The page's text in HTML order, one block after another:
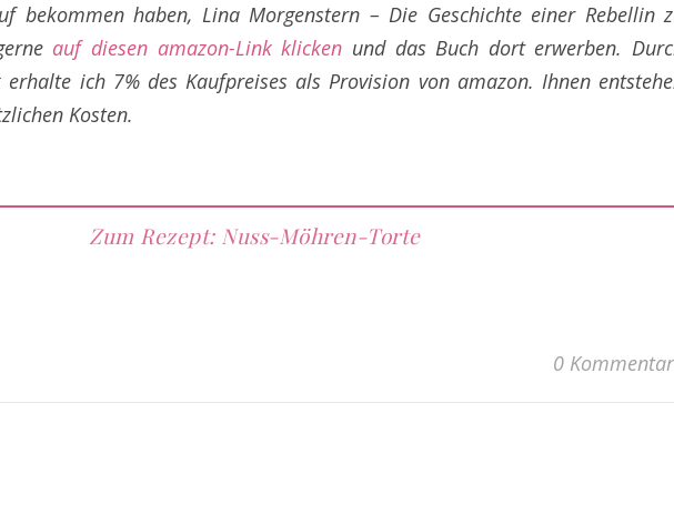
bekommen haben, Lina Morgenstern – Die Geschichte einer Rebellin
auf diesen amazon-Link klicken und das Buch dort erwerben.
erhalte ich 7% des Kaufpreises als Provision von amazon. Ihnen
Kosten.
Zum Rezept: Nuss-Möhren-Torte
0